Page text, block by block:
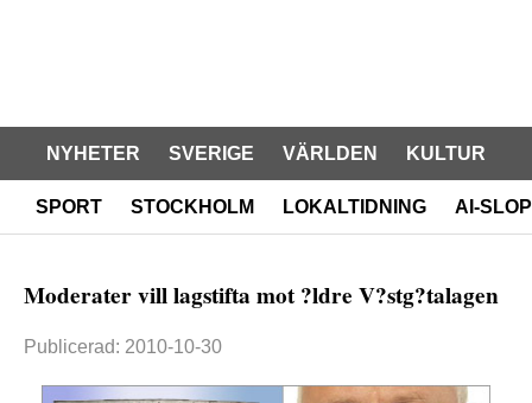
NYHETER SVERIGE VÄRLDEN KULTUR
SPORT STOCKHOLM LOKALTIDNING AI-SLOP
Moderater vill lagstifta mot ?ldre V?stg?talagen
Publicerad: 2010-10-30